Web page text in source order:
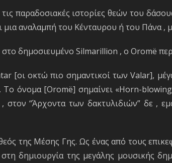
παραδοσιακές ιστορίες θεών του
μια αναλαμπή του Κένταυρου ή του Πάνα
δημοσιευμένο Silmarillion , ο Oromë
[οι οκτώ πιο σημαντικοί των Valar],
Το όνομα [Oromë] σημαίνει «Horn-
στον “Άρχοντα των δακτυλιδιών” δε ,
της Μέσης Γης. Ως ένας από τους
δημιουργία της μεγάλης μουσικής